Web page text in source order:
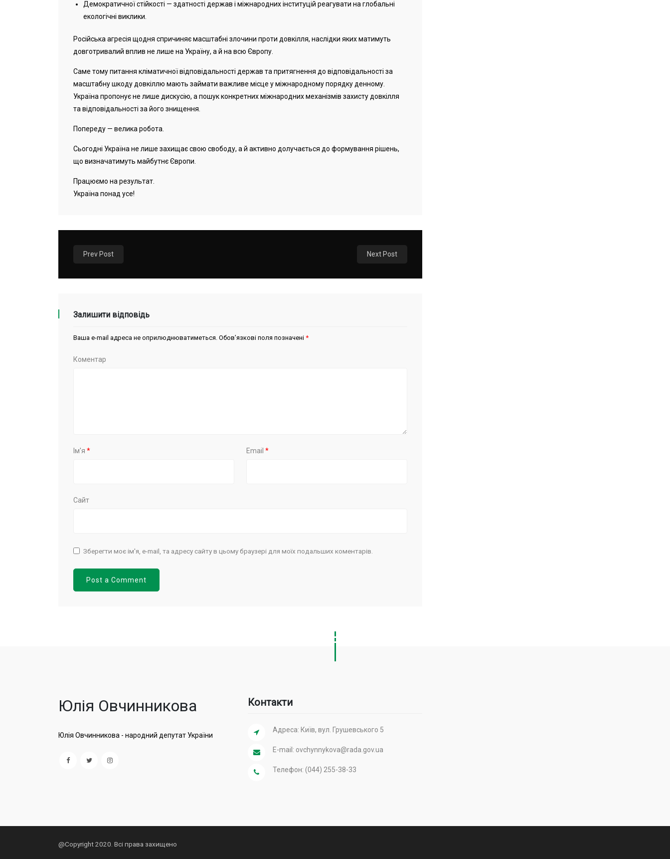
Демократичної стійкості — здатності держав і міжнародних інституцій реагувати на глобальні
екологічні виклики.
Російська агресія щодня спричиняє масштабні злочини проти довкілля, наслідки яких матимуть
довготривалий вплив не лише на Україну, а й на всю Європу.
Саме тому питання кліматичної відповідальності держав та притягнення до відповідальності за
масштабну шкоду довкіллю мають займати важливе місце у міжнародному порядку денному.
Україна пропонує не лише дискусію, а пошук конкретних міжнародних механізмів захисту довкілля
та відповідальності за його знищення.
Попереду — велика робота.
Сьогодні Україна не лише захищає свою свободу, а й активно долучається до формування рішень,
що визначатимуть майбутнє Європи.
Працюємо на результат.
Україна понад усе!
Prev Post Next Post
Залишити відповідь
Ваша e-mail адреса не оприлюднюватиметься. Обов’язкові поля позначені *
Коментар
Ім'я * Email *
Сайт
Зберегти моє ім'я, e-mail, та адресу сайту в цьому браузері для моїх подальших коментарів.
Юлія Овчинникова
Юлія Овчинникова - народний депутат України
Контакти
Адреса: Київ, вул. Грушевського 5
E-mail: ovchynnykova@rada.gov.ua
Телефон: (044) 255-38-33
@Copyright 2020. Всі права захищено